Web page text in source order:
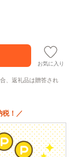
お気に入り
、返礼品は贈答され
税！／